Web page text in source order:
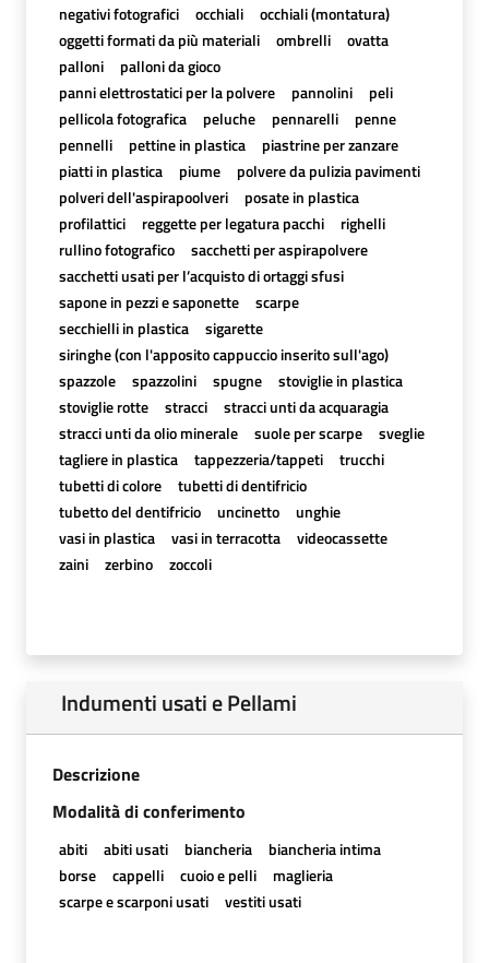
negativi fotografici
occhiali
occhiali (montatura)
oggetti formati da più materiali
ombrelli
ovatta
palloni
palloni da gioco
panni elettrostatici per la polvere
pannolini
peli
pellicola fotografica
peluche pennarelli
penne
pennelli
pettine in plastica
piastrine per zanzare
piatti in plastica
piume
polvere da pulizia pavimenti
polveri dell'aspirapoolveri
posate in plastica
profilattici
reggette per legatura pacchi
righelli
rullino fotografico
sacchetti per aspirapolvere
sacchetti usati per l’acquisto di ortaggi sfusi
sapone in pezzi e saponette
scarpe
secchielli in plastica
sigarette
siringhe (con l'apposito cappuccio inserito sull'ago)
spazzole
spazzolini spugne
stoviglie in plastica
stoviglie rotte
stracci
stracci unti da acquaragia
stracci unti da olio minerale
suole per scarpe
sveglie
tagliere in plastica
tappezzeria/tappeti
trucchi
tubetti di colore
tubetti di dentifricio
tubetto del dentifricio
uncinetto
unghie
vasi in plastica
vasi in terracotta
videocassette
zaini
zerbino zoccoli
Indumenti usati e Pellami
Descrizione
Modalità di conferimento
abiti abiti usati biancheria
biancheria intima
borse
cappelli cuoio e pelli
maglieria
scarpe e scarponi usati
vestiti usati